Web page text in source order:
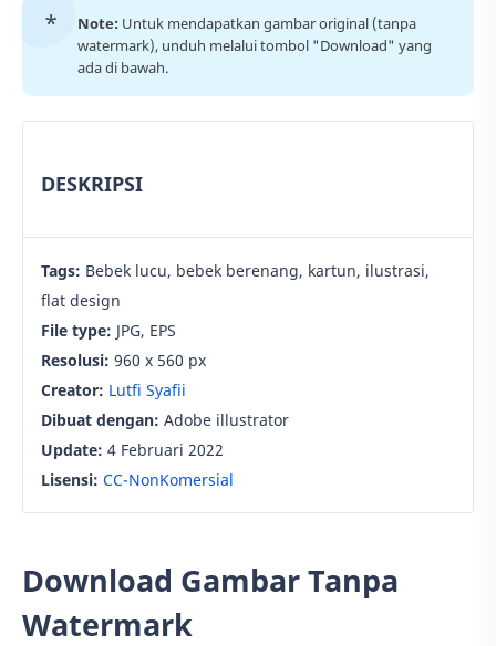
Note: Untuk mendapatkan gambar original (tanpa
watermark), unduh melalui tombol "Download" yang
ada di bawah.
DESKRIPSI
Tags: Bebek lucu, bebek berenang, kartun, ilustrasi,
flat design
File type: JPG, EPS
Resolusi: 960 x 560 px
Creator: Lutfi Syafii
Dibuat dengan: Adobe illustrator
Update: 4 Februari 2022
Lisensi: CC-NonKomersial
Download Gambar Tanpa
Watermark